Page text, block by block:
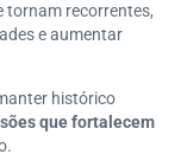
tornam recorrentes,
e aumentar
histórico
que fortalecem